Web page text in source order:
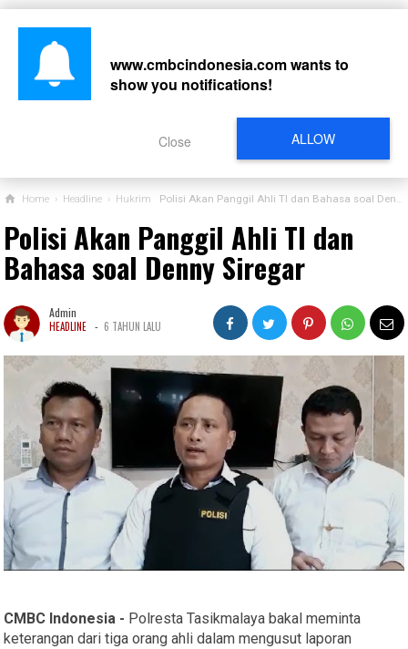
Home › Headline › Hukrim Polisi Akan Panggil Ahli TI dan Bahasa soal Denny Siregar
Polisi Akan Panggil Ahli TI dan
Bahasa soal Denny Siregar
Admin
HEADLINE - 6 TAHUN LALU
CMBC Indonesia - Polresta Tasikmalaya bakal meminta
keterangan dari tiga orang ahli dalam mengusut laporan
www.cmbcindonesia.comwants to
show you notifications!
ALLOW
Close